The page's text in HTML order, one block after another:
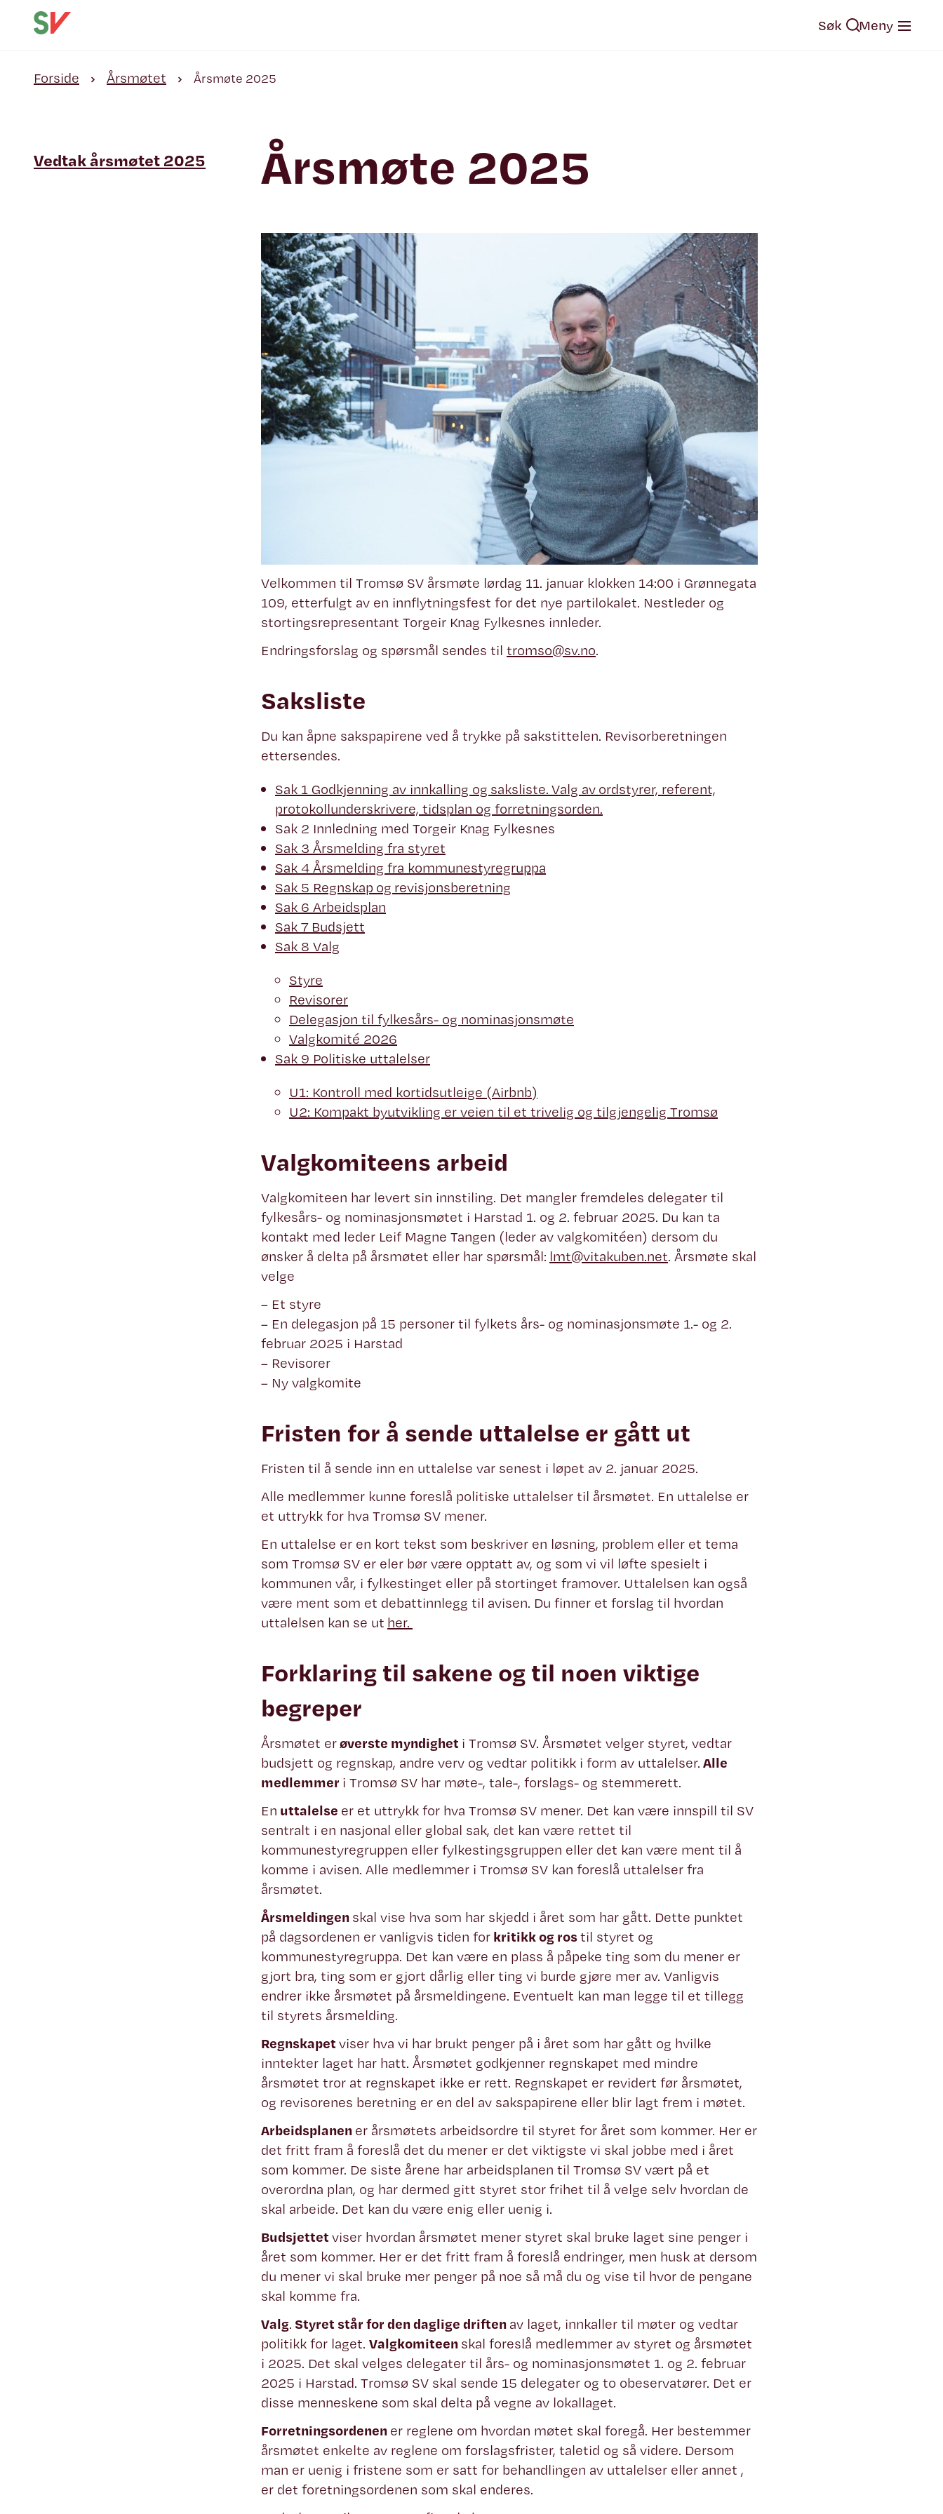
Søk Meny
Forside Årsmøtet Årsmøte 2025
Vedtak årsmøtet 2025 Årsmøte 2025
Velkommen til Tromsø SV årsmøte lørdag 11. januar klokken 14:00 i Grønnegata
109, etterfulgt av en innflytningsfest for det nye partilokalet. Nestleder og
stortingsrepresentant Torgeir Knag Fylkesnes innleder.
Endringsforslag og spørsmål sendes til tromso@sv.no.
Saksliste
Du kan åpne sakspapirene ved å trykke på sakstittelen. Revisorberetningen
ettersendes.
Sak 1 Godkjenning av innkalling og saksliste. Valg av ordstyrer, referent,
protokollunderskrivere, tidsplan og forretningsorden.
Sak 2 Innledning med Torgeir Knag Fylkesnes
Sak 3 Årsmelding fra styret
Sak 4 Årsmelding fra kommunestyregruppa
Sak 5 Regnskap og revisjonsberetning
Sak 6 Arbeidsplan
Sak 7 Budsjett
Sak 8 Valg
Styre
Revisorer
Delegasjon til fylkesårs- og nominasjonsmøte
Valgkomité 2026
Sak 9 Politiske uttalelser
U1: Kontroll med kortidsutleige (Airbnb)
U2: Kompakt byutvikling er veien til et trivelig og tilgjengelig Tromsø
Valgkomiteens arbeid
Valgkomiteen har levert sin innstiling. Det mangler fremdeles delegater til
fylkesårs- og nominasjonsmøtet i Harstad 1. og 2. februar 2025. Du kan ta
kontakt med leder Leif Magne Tangen (leder av valgkomitéen) dersom du
ønsker å delta på årsmøtet eller har spørsmål: lmt@vitakuben.net. Årsmøte skal
velge
– Et styre
– En delegasjon på 15 personer til fylkets års- og nominasjonsmøte 1.- og 2.
februar 2025 i Harstad
– Revisorer
– Ny valgkomite
Fristen for å sende uttalelse er gått ut
Fristen til å sende inn en uttalelse var senest i løpet av 2. januar 2025.
Alle medlemmer kunne foreslå politiske uttalelser til årsmøtet. En uttalelse er
et uttrykk for hva Tromsø SV mener.
En uttalelse er en kort tekst som beskriver en løsning, problem eller et tema
som Tromsø SV er eler bør være opptatt av, og som vi vil løfte spesielt i
kommunen vår, i fylkestinget eller på stortinget framover. Uttalelsen kan også
være ment som et debattinnlegg til avisen. Du finner et forslag til hvordan
uttalelsen kan se ut her.
Forklaring til sakene og til noen viktige
begreper
Årsmøtet erøverste myndighet i Tromsø SV. Årsmøtet velger styret, vedtar
budsjett og regnskap, andre verv og vedtar politikk i form av uttalelser.Alle
medlemmer i Tromsø SV har møte-, tale-, forslags- og stemmerett.
En uttalelse er et uttrykk for hva Tromsø SV mener. Det kan være innspill til SV
sentralt i en nasjonal eller global sak, det kan være rettet til
kommunestyregruppen eller fylkestingsgruppen eller det kan være ment til å
komme i avisen. Alle medlemmer i Tromsø SV kan foreslå uttalelser fra
årsmøtet.
Årsmeldingenskal vise hva som har skjedd i året som har gått. Dette punktet
på dagsordenen er vanligvis tiden forkritikk og rostil styret og
kommunestyregruppa. Det kan være en plass å påpeke ting som du mener er
gjort bra, ting som er gjort dårlig eller ting vi burde gjøre mer av. Vanligvis
endrer ikke årsmøtet på årsmeldingene. Eventuelt kan man legge til et tillegg
til styrets årsmelding.
Regnskapetviser hva vi har brukt penger på i året som har gått og hvilke
inntekter laget har hatt. Årsmøtet godkjenner regnskapet med mindre
årsmøtet tror at regnskapet ikke er rett. Regnskapet er revidert før årsmøtet,
og revisorenes beretning er en del av sakspapirene eller blir lagt frem i møtet.
Arbeidsplanener årsmøtets arbeidsordre til styret for året som kommer. Her er
det fritt fram å foreslå det du mener er det viktigste vi skal jobbe med i året
som kommer. De siste årene har arbeidsplanen til Tromsø SV vært på et
overordna plan, og har dermed gitt styret stor frihet til å velge selv hvordan de
skal arbeide. Det kan du være enig eller uenig i.
Budsjettetviser hvordan årsmøtet mener styret skal bruke laget sine penger i
året som kommer. Her er det fritt fram å foreslå endringer, men husk at dersom
du mener vi skal bruke mer penger på noe så må du og vise til hvor de pengane
skal komme fra.
Valg. Styret står for den daglige driftenav laget, innkaller til møter og vedtar
politikk for laget. Valgkomiteenskal foreslå medlemmer av styret og årsmøtet
i 2025. Det skal velges delegater til års- og nominasjonsmøtet 1. og 2. februar
2025 i Harstad. Tromsø SV skal sende 15 delegater og to obeservatører. Det er
disse menneskene som skal delta på vegne av lokallaget.
Forretningsordenener reglene om hvordan møtet skal foregå. Her bestemmer
årsmøtet enkelte av reglene om forslagsfrister, taletid og så videre. Dersom
man er uenig i fristene som er satt for behandlingen av uttalelser eller annet ,
er det foretningsordenen som skal enderes.